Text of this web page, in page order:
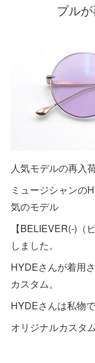
プルが
人気モデルの再入
ミュージシャンの
気のモデル
【BELIEVER(-)（
しました。
HYDEさんが着用
カスタム。
HYDEさんは私物
オリジナルカスタ